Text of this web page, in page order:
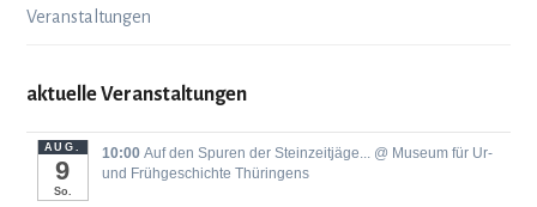
Veranstaltungen
aktuelle Veranstaltungen
AUG.
9
So.
10:00 Auf den Spuren der Steinzeitjäge... @ Museum für Ur-
und Frühgeschichte Thüringens